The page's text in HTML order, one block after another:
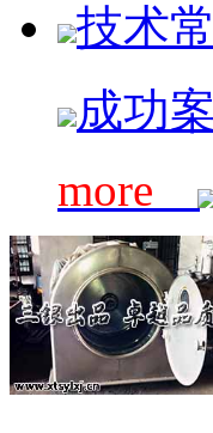
技术
成功
more